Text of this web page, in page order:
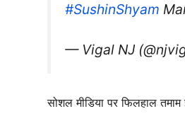
#SushinShyam
— Vigal NJ
सोशल मीडिया पर फिलहाल